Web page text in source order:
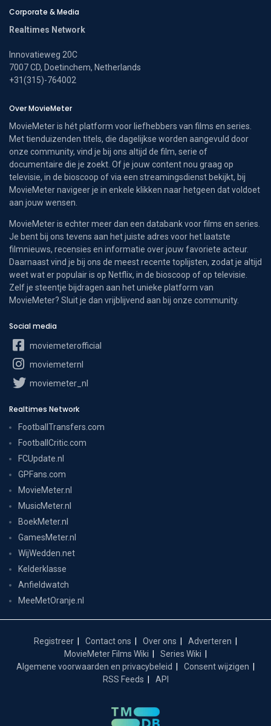
Corporate & Media
Realtimes Network
Innovatieweg 20C
7007 CD, Doetinchem, Netherlands
+31(315)-764002
Over MovieMeter
MovieMeter is hét platform voor liefhebbers van films en series.
Met tienduizenden titels, die dagelijkse worden aangevuld door
onze community, vind je bij ons altijd de film, serie of
documentaire die je zoekt. Of je jouw content nou graag op
televisie, in de bioscoop of via een streamingsdienst bekijkt, bij
MovieMeter navigeer je in enkele klikken naar hetgeen dat voldoet
aan jouw wensen.
MovieMeter is echter meer dan een databank voor films en series.
Je bent bij ons tevens aan het juiste adres voor het laatste
filmnieuws, recensies en informatie over jouw favoriete acteur.
Daarnaast vind je bij ons de meest recente toplijsten, zodat je altijd
weet wat er populair is op Netflix, in de bioscoop of op televisie.
Zelf je steentje bijdragen aan het unieke platform van
MovieMeter? Sluit je dan vrijblijvend aan bij onze community.
Social media
moviemeterofficial
moviemeternl
moviemeter_nl
Realtimes Network
FootballTransfers.com
FootballCritic.com
FCUpdate.nl
GPFans.com
MovieMeter.nl
MusicMeter.nl
BoekMeter.nl
GamesMeter.nl
WijWedden.net
Kelderklasse
Anfieldwatch
MeeMetOranje.nl
Registreer Contact ons Over ons
Adverteren
MovieMeter Films Wiki
Series Wiki
Algemene voorwaarden en privacybeleid
Consent wijzigen
RSS Feeds
API